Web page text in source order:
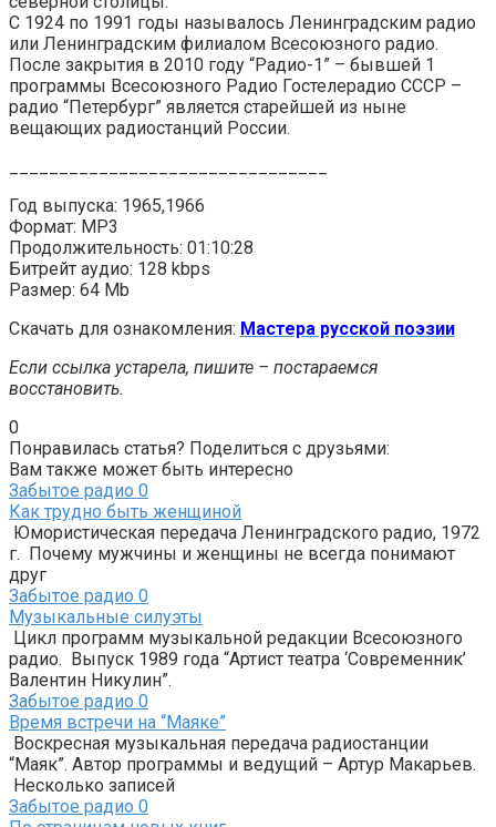
С 1924 по 1991 годы называлось Ленинградским радио
или Ленинградским филиалом Всесоюзного радио.
После закрытия в 2010 году “Радио-1” – бывшей 1
программы Всесоюзного Радио Гостелерадио СССР –
радио “Петербург” является старейшей из ныне
вещающих радиостанций России.
Год выпуска: 1965,1966
Формат: MP3
Продолжительность: 01:10:28
Битрейт аудио: 128 kbps
Размер: 64 Mb
Скачать для ознакомления: Мастера русской поэзии
Если ссылка устарела, пишите – постараемся
восстановить.
0
Понравилась статья? Поделиться с друзьями:
Вам также может быть интересно
Забытое радио 0
Как трудно быть женщиной
Юмористическая передача Ленинградского радио, 1972
г. Почему мужчины и женщины не всегда понимают
друг
Забытое радио 0
Музыкальные силуэты
Цикл программ музыкальной редакции Всесоюзного
радио. Выпуск 1989 года “Артист театра ‘Современник’
Валентин Никулин”.
Забытое радио 0
Время встречи на “Маяке”
Воскресная музыкальная передача радиостанции
“Маяк”. Автор программы и ведущий – Артур Макарьев.
Несколько записей
Забытое радио 0